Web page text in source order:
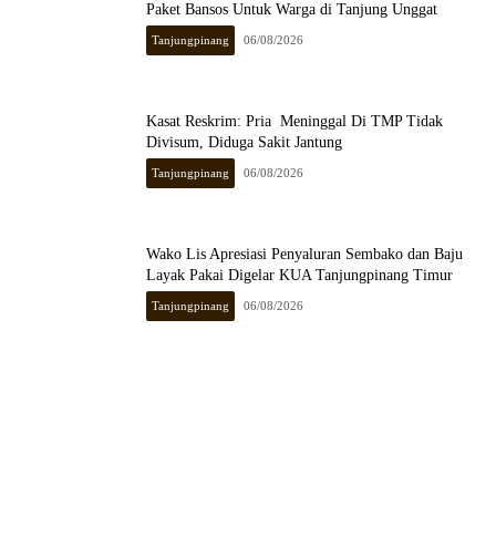
Paket Bansos Untuk Warga di Tanjung Unggat
Tanjungpinang 06/08/2026
Kasat Reskrim: Pria Meninggal Di TMP Tidak
Divisum, Diduga Sakit Jantung
Tanjungpinang 06/08/2026
Wako Lis Apresiasi Penyaluran Sembako dan Baju
Layak Pakai Digelar KUA Tanjungpinang Timur
Tanjungpinang 06/08/2026